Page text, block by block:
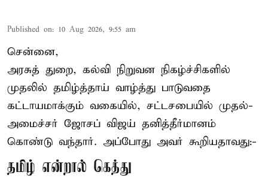
Published on: 10 Aug 2026, 9:55 am
சென்னை,
அரசுத் துறை, கல்வி நிறுவன நிகழ்ச்சிகளில்
முதலில் தமிழ்த்தாய் வாழ்த்து பாடுவதை
கட்டாயமாக்கும் வகையில், சட்டசபையில் முதல்-
அமைச்சர் ஜோசப் விஜய் தனித்தீர்மானம்
கொண்டு வந்தார். அப்போது அவர் கூறியதாவது:-
தமிழ் என்றால் கெத்து